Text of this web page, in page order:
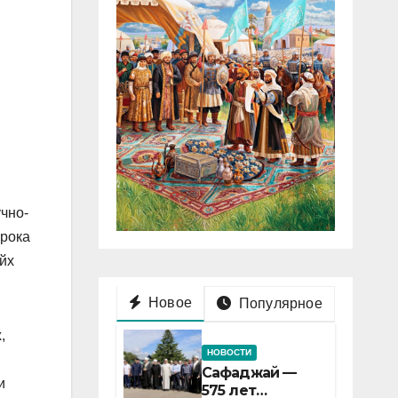
Новое Популярное
НОВОСТИ
Сафаджай —
575 лет